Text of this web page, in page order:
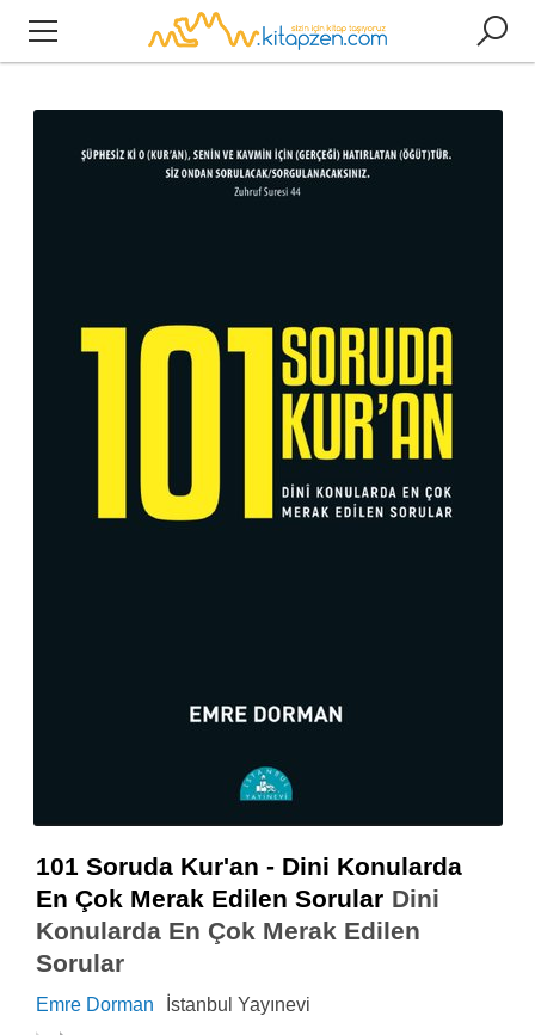
101 Soruda Kur'an - Dini Konularda
En Çok Merak Edilen Sorular Dini
Konularda En Çok Merak Edilen
Sorular
Emre Dorman İstanbul Yayınevi